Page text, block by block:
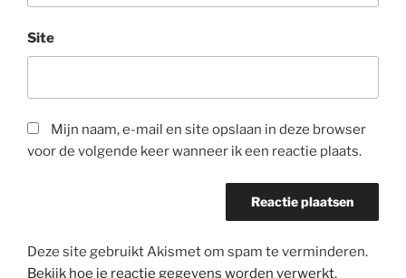
Site
Mijn naam, e-mail en site opslaan in deze browser
voor de volgende keer wanneer ik een reactie plaats.
Deze site gebruikt Akismet om spam te verminderen.
Bekijk hoe je reactie gegevens worden verwerkt.